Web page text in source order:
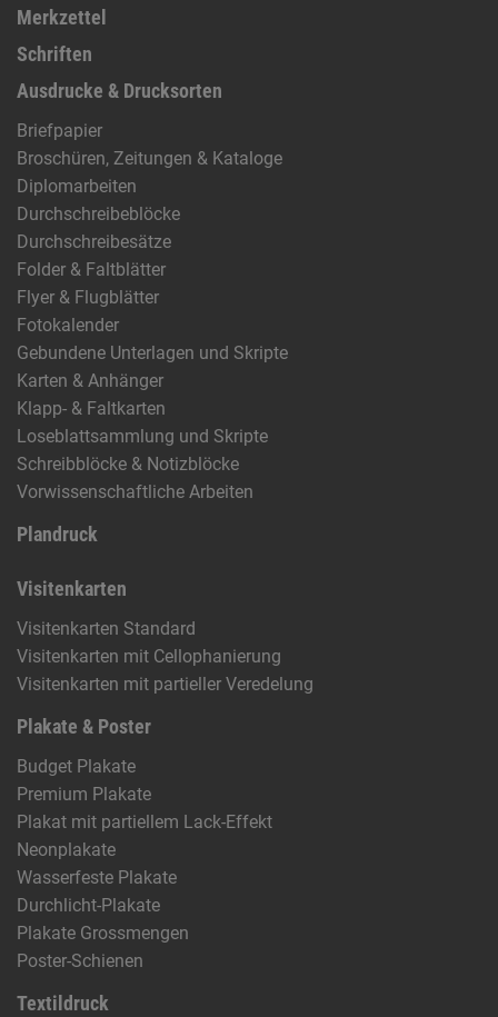
Merkzettel
Schriften
Ausdrucke & Drucksorten
Briefpapier
Broschüren, Zeitungen & Kataloge
Diplomarbeiten
Durchschreibeblöcke
Durchschreibesätze
Folder & Faltblätter
Flyer & Flugblätter
Fotokalender
Gebundene Unterlagen und Skripte
Karten & Anhänger
Klapp- & Faltkarten
Loseblattsammlung und Skripte
Schreibblöcke & Notizblöcke
Vorwissenschaftliche Arbeiten
Plandruck
Visitenkarten
Visitenkarten Standard
Visitenkarten mit Cellophanierung
Visitenkarten mit partieller Veredelung
Plakate & Poster
Budget Plakate
Premium Plakate
Plakat mit partiellem Lack-Effekt
Neonplakate
Wasserfeste Plakate
Durchlicht-Plakate
Plakate Grossmengen
Poster-Schienen
Textildruck